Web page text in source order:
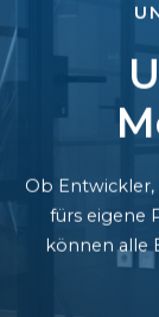
Ob Entwickler,
fürs eigene
können alle